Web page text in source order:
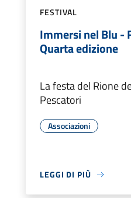
FESTIVAL
Immersi nel Blu -
Quarta edizione
La festa del Rione
Pescatori
Associazioni
LEGGI DI PIÙ